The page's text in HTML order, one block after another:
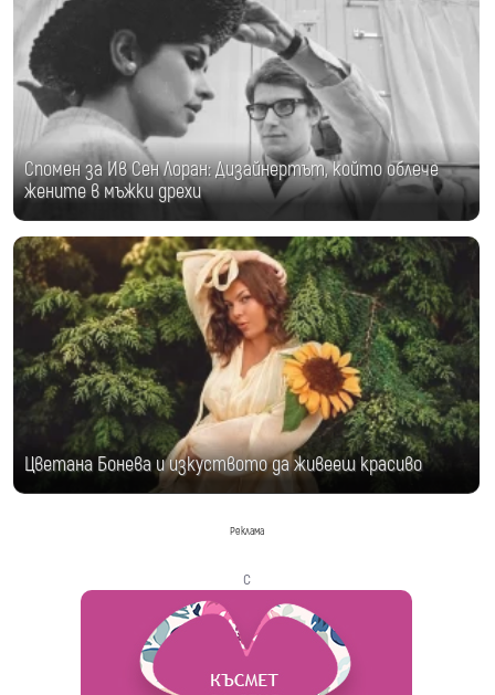
Спомен за Ив Сен Лоран: Дизайнертът, който облече
жените в мъжки дрехи
Цветана Бонева и изкуството да живееш красиво
Реклама
с